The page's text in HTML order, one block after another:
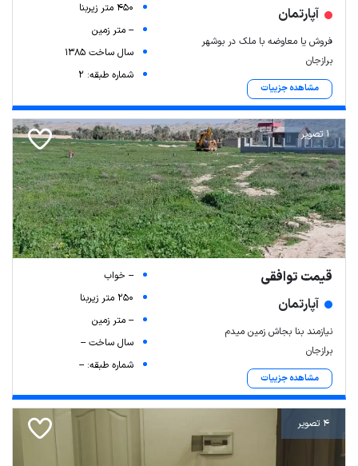
آپارتمان
فروش یا معاوضه با ملک در بوشهر
برازجان
مشاهده جزییات
450 متر زیربنا
-- متر زمین
سال ساخت 1385
شماره طبقه: 2
1 تصویر
قیمت توافقی
آپارتمان
نیازمند بنا بجاش زمین میدم
برازجان
مشاهده جزییات
-- خواب
250 متر زیربنا
-- متر زمین
سال ساخت --
شماره طبقه: --
4 تصویر